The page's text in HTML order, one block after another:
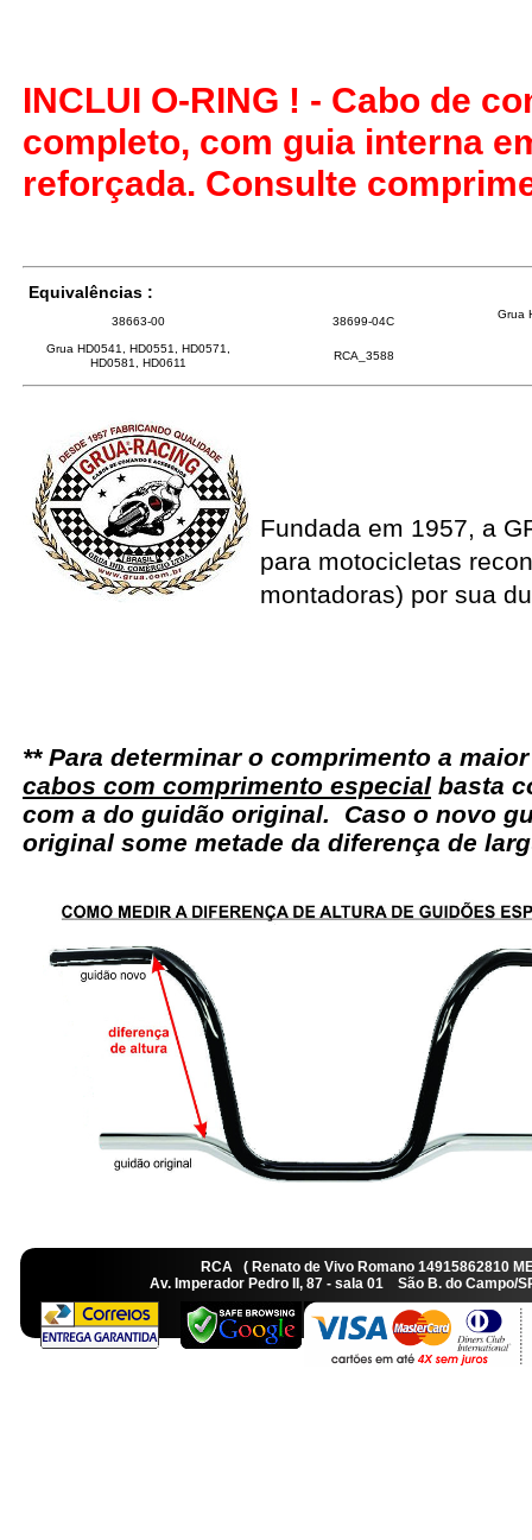
INCLUI O-RING ! - Cabo de
completo, com guia interna
reforçada. Consulte
Equivalências :
38663-00 38699-04C
Grua
Grua HD0541, HD0551, HD0571,
HD0581, HD0611
RCA_3588
Fundada em 1957, a
para motocicletas
montadoras) por sua
** Para determinar o comprimento a
cabos com comprimento especial basta
com a do guidão original. Caso o novo
original some metade da diferença de
RCA ( Renato de Vivo Romano
Av. Imperador Pedro II, 87 - sala 01 São B. do